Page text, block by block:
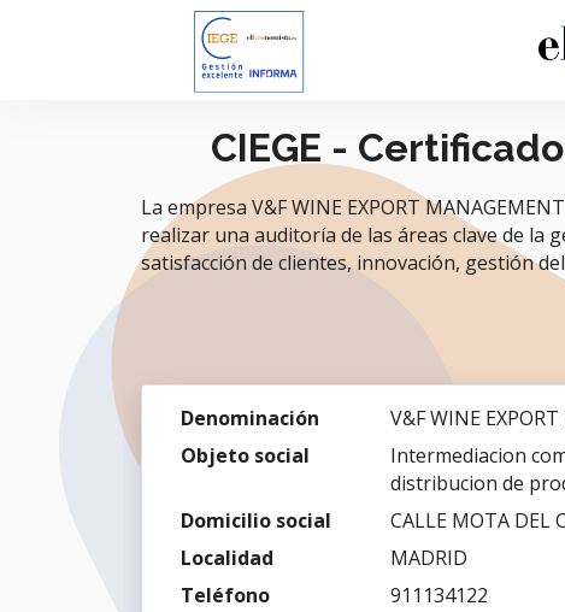
CIEGE -
La empresa V&F WINE EXPORT
realizar una auditoría de las áreas clave de la
satisfacción de clientes, innovación, gestión
Denominación
V&F WINE
Objeto social
Intermediacion
distribucion de
Domicilio social
CALLE MOTA DEL
Localidad
MADRID
Teléfono
911134122